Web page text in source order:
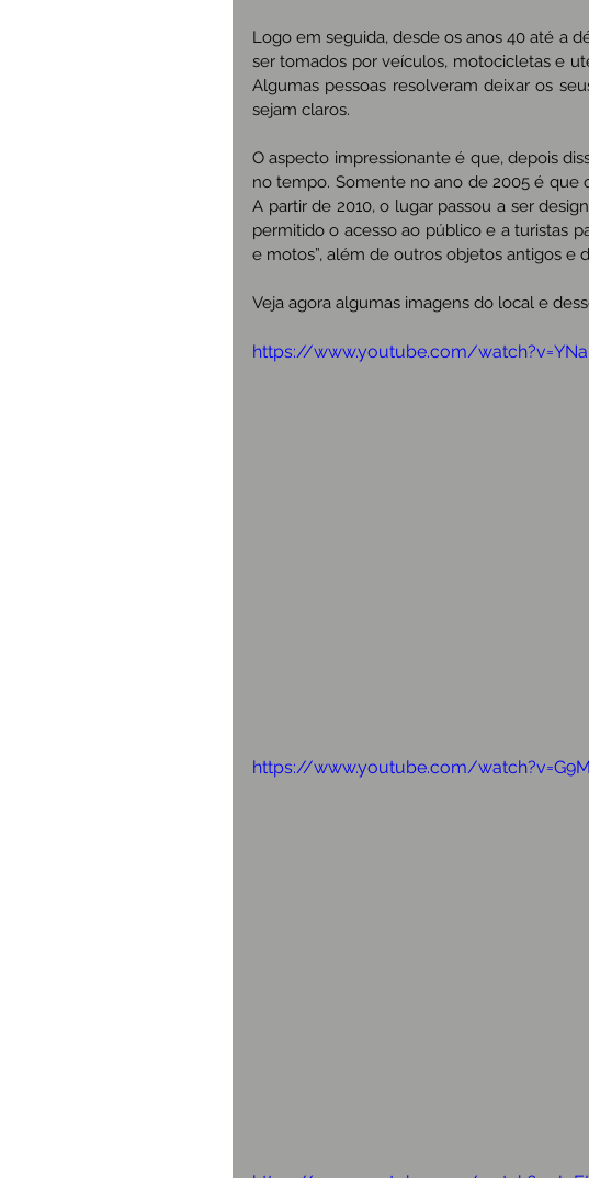
Logo em seguida, desde os anos 40 até a
ser tomados por veículos, motocicletas e
Algumas pessoas resolveram deixar os
sejam claros.
O aspecto impressionante é que, depois
no tempo. Somente no ano de 2005 é
A partir de 2010, o lugar passou a ser
permitido o acesso ao público e a turistas
e motos”, além de outros objetos antigos e
Veja agora algumas imagens do local e
https://www.youtube.com/
https://www.youtube.com/